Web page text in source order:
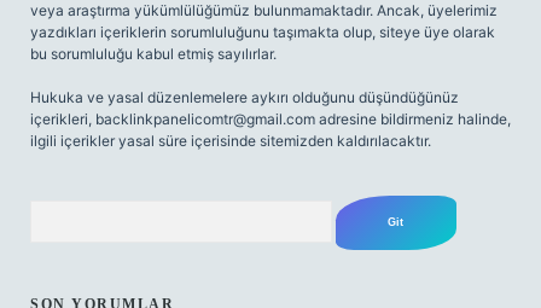
veya araştırma yükümlülüğümüz bulunmamaktadır. Ancak, üyelerimiz
yazdıkları içeriklerin sorumluluğunu taşımakta olup, siteye üye olarak
bu sorumluluğu kabul etmiş sayılırlar.
Hukuka ve yasal düzenlemelere aykırı olduğunu düşündüğünüz
içerikleri, backlinkpanelicomtr@gmail.com adresine bildirmeniz halinde,
ilgili içerikler yasal süre içerisinde sitemizden kaldırılacaktır.
SON YORUMLAR